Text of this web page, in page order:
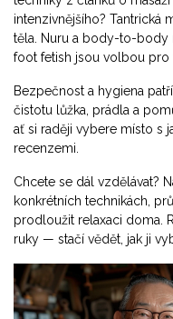
intenzivnějšího? Tantrická
těla. Nuru a body-to-body
foot fetish jsou volbou pro
Bezpečnost a hygiena
čistotu lůžka, prádla a
ať si raději vybere místo s
recenzemi.
Chcete se dál vzdělávat?
konkrétních technikách,
prodloužit relaxaci doma.
ruky — stačí vědět, jak ji